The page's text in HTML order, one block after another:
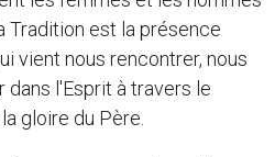
Tradition est la présence
vient nous rencontrer, nous
l'Esprit à travers le
gloire du Père.